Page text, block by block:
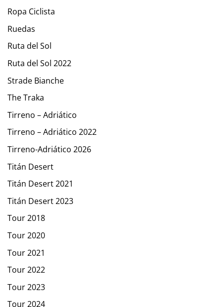
Ropa Ciclista
Ruedas
Ruta del Sol
Ruta del Sol 2022
Strade Bianche
The Traka
Tirreno – Adriático
Tirreno – Adriático 2022
Tirreno-Adriático 2026
Titán Desert
Titán Desert 2021
Titán Desert 2023
Tour 2018
Tour 2020
Tour 2021
Tour 2022
Tour 2023
Tour 2024